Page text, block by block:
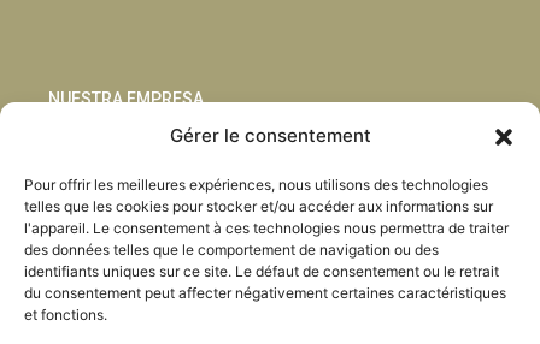
Gérer le consentement
Pour offrir les meilleures expériences, nous utilisons des technologies
telles que les cookies pour stocker et/ou accéder aux informations sur
l'appareil. Le consentement à ces technologies nous permettra de traiter
des données telles que le comportement de navigation ou des
identifiants uniques sur ce site. Le défaut de consentement ou le retrait
du consentement peut affecter négativement certaines caractéristiques
et fonctions.
NUESTRA EMPRESA
Innovación
Blog
Habla con nosotros